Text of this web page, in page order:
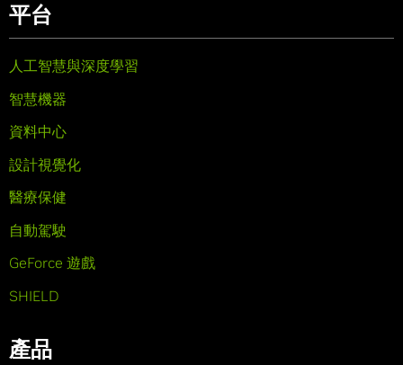
平台
人工智慧與深度學習
智慧機器
資料中心
設計視覺化
醫療保健
自動駕駛
GeForce 遊戲
SHIELD
產品